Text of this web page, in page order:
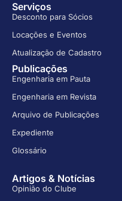
Serviços
Desconto para Sócios
Locações e Eventos
Atualização de Cadastro
Publicações
Engenharia em Pauta
Engenharia em Revista
Arquivo de Publicações
Expediente
Glossário
Artigos & Notícias
Opinião do Clube